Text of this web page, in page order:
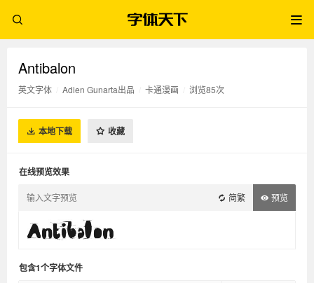
Antibalon
英文字体 Adien Gunarta出品 卡通漫画 浏览85次
本地下载 收藏
在线预览效果
简繁 预览
包含1个字体文件